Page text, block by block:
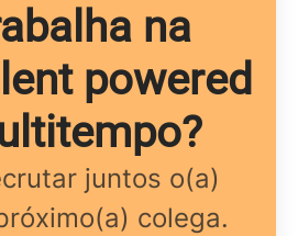
na
powered
juntos o(a)
colega.